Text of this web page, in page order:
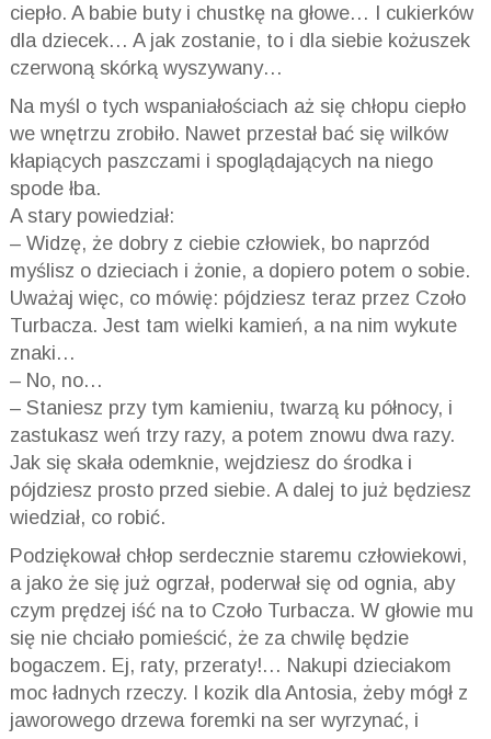
ciepło. A babie buty i chustkę na głowe… I cukierków
dla dziecek… A jak zostanie, to i dla siebie kożuszek
czerwoną skórką wyszywany…
Na myśl o tych wspaniałościach aż się chłopu ciepło
we wnętrzu zrobiło. Nawet przestał bać się wilków
kłapiących paszczami i spoglądających na niego
spode łba.
A stary powiedział:
– Widzę, że dobry z ciebie człowiek, bo naprzód
myślisz o dzieciach i żonie, a dopiero potem o sobie.
Uważaj więc, co mówię: pójdziesz teraz przez Czoło
Turbacza. Jest tam wielki kamień, a na nim wykute
znaki…
– No, no…
– Staniesz przy tym kamieniu, twarzą ku północy, i
zastukasz weń trzy razy, a potem znowu dwa razy.
Jak się skała odemknie, wejdziesz do środka i
pójdziesz prosto przed siebie. A dalej to już będziesz
wiedział, co robić.
Podziękował chłop serdecznie staremu człowiekowi,
a jako że się już ogrzał, poderwał się od ognia, aby
czym prędzej iść na to Czoło Turbacza. W głowie mu
się nie chciało pomieścić, że za chwilę będzie
bogaczem. Ej, raty, przeraty!… Nakupi dzieciakom
moc ładnych rzeczy. I kozik dla Antosia, żeby mógł z
jaworowego drzewa foremki na ser wyrzynać, i